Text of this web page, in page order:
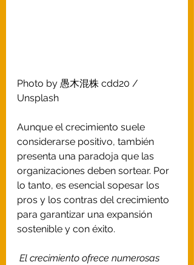
Photo by 愚木混株 cdd20 /
Unsplash
Aunque el crecimiento suele
considerarse positivo, también
presenta una paradoja que las
organizaciones deben sortear. Por
lo tanto, es esencial sopesar los
pros y los contras del crecimiento
para garantizar una expansión
sostenible y con éxito.
El crecimiento ofrece numerosas